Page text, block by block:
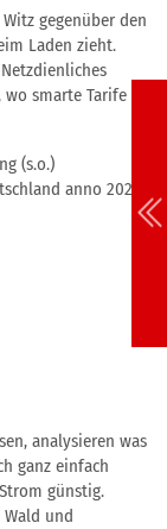
gegenüber den
Laden zieht.
wo smarte Tarife
(s.o.)
anno 2025
analysieren was
ganz einfach
günstig.
und